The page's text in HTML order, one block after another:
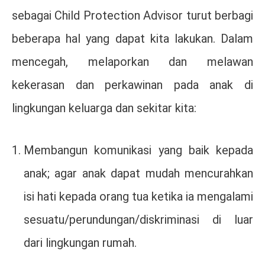
sebagai Child Protection Advisor turut berbagi
beberapa hal yang dapat kita lakukan. Dalam
mencegah, melaporkan dan melawan
kekerasan dan perkawinan pada anak di
lingkungan keluarga dan sekitar kita:
Membangun komunikasi yang baik kepada
anak; agar anak dapat mudah mencurahkan
isi hati kepada orang tua ketika ia mengalami
sesuatu/perundungan/diskriminasi di luar
dari lingkungan rumah.